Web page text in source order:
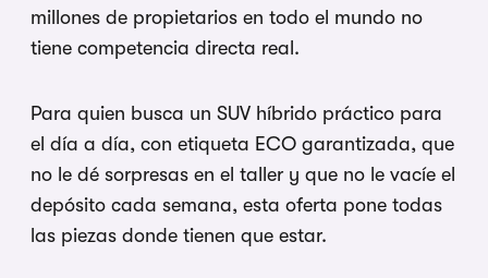
millones de propietarios en todo el mundo no
tiene competencia directa real.
Para quien busca un SUV híbrido práctico para
el día a día, con etiqueta ECO garantizada, que
no le dé sorpresas en el taller y que no le vacíe el
depósito cada semana, esta oferta pone todas
las piezas donde tienen que estar.